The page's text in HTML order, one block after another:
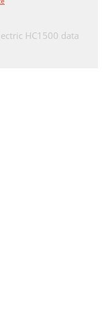
HC1500 data